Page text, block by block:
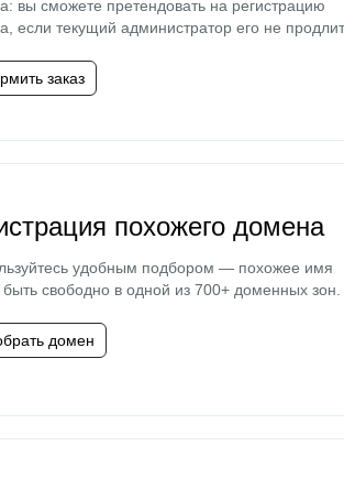
вы сможете претендовать на регистрацию
если текущий администратор его не
заказ
похожего домена
удобным подбором — похожее имя
свободно в одной из 700+ доменных зон.
домен